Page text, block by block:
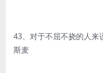
43、对于不屈不挠的人
斯麦